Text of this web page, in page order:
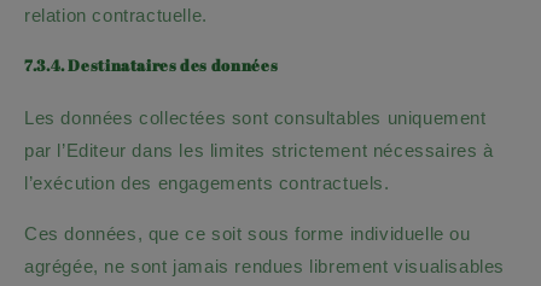
relation contractuelle.
7.3.4. Destinataires des données
Les données collectées sont consultables uniquement
par l’Editeur dans les limites strictement nécessaires à
l’exécution des engagements contractuels.
Ces données, que ce soit sous forme individuelle ou
agrégée, ne sont jamais rendues librement visualisables